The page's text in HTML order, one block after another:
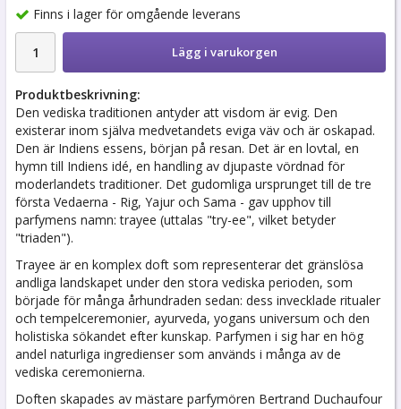
Finns i lager för omgående leverans
Lägg i varukorgen
Produktbeskrivning:
Den vediska traditionen antyder att visdom är evig. Den
existerar inom själva medvetandets eviga väv och är oskapad.
Den är Indiens essens, början på resan. Det är en lovtal, en
hymn till Indiens idé, en handling av djupaste vördnad för
moderlandets traditioner. Det gudomliga ursprunget till de tre
första Vedaerna - Rig, Yajur och Sama - gav upphov till
parfymens namn: trayee (uttalas "try-ee", vilket betyder
"triaden").
Trayee är en komplex doft som representerar det gränslösa
andliga landskapet under den stora vediska perioden, som
började för många århundraden sedan: dess invecklade ritualer
och tempelceremonier, ayurveda, yogans universum och den
holistiska sökandet efter kunskap. Parfymen i sig har en hög
andel naturliga ingredienser som används i många av de
vediska ceremonierna.
Doften skapades av mästare parfymören Bertrand Duchaufour